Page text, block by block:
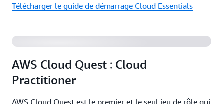
Télécharger le guide de démarrage Cloud Essentials
AWS Cloud Quest : Cloud
Practitioner
AWS Cloud Quest est le premier et le seul jeu de rôle qui
AWS Cloud Quest : Cloud Practitioner